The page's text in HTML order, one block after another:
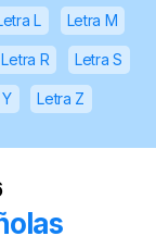
L Letra M
Letra R Letra S
Letra Z